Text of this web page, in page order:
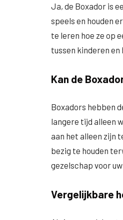
Ja, de Boxador is
speels en houden
te leren hoe ze op
tussen kinderen en
Kan de
Boxadors hebben
langere tijd alleen
aan het alleen zijn
bezig te houden
gezelschap voor
Vergelijkbare